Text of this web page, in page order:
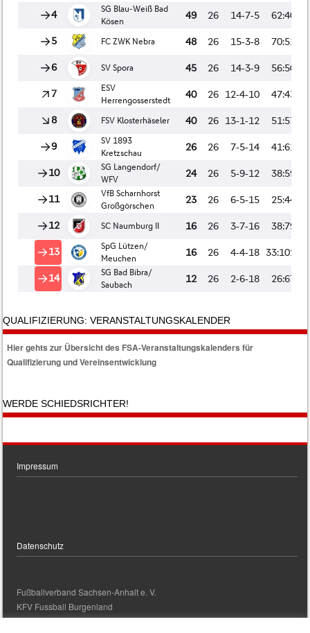
QUALIFIZIERUNG: VERANSTALTUNGSKALENDER
Hier gehts zur Übersicht des FSA-Veranstaltungskalenders für
Qualifizierung und Vereinsentwicklung
WERDE SCHIEDSRICHTER!
Impressum
Datenschutz
Fußballverband Sachsen-Anhalt e. V.
KFV Fussball Burgenland
kontakt@kfv-fussball-burgenland.de